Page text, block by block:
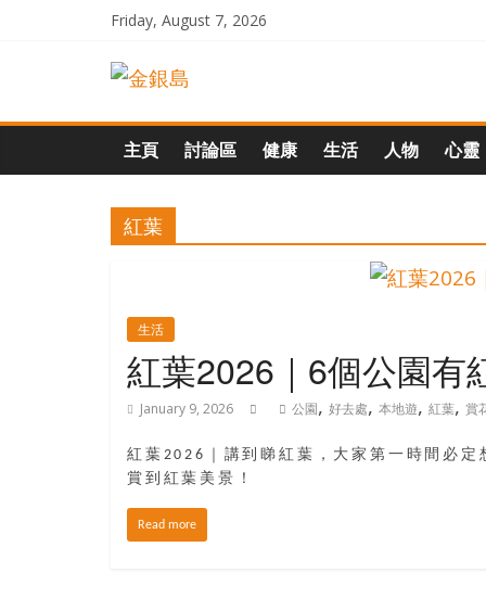
Friday, August 7, 2026
一
起
追
生
命
的
寶
主頁 討論區 健康 生活 人物 心靈
紅葉
生活
紅葉2026｜6個公園有
January 9, 2026 公園, 好去處, 本地遊, 紅葉, 賞
紅葉2026｜講到睇紅葉，大家第一時間必
賞到紅葉美景！
Read more